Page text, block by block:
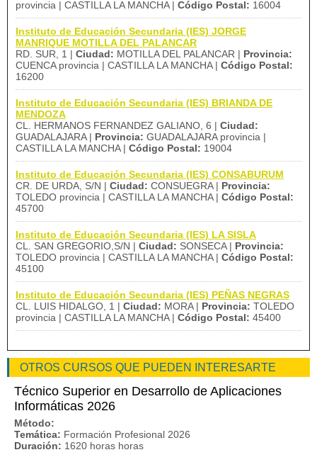
provincia | CASTILLA LA MANCHA | Código Postal: 16004
Instituto de Educación Secundaria (IES) JORGE
MANRIQUE MOTILLA DEL PALANCAR
RD. SUR, 1 | Ciudad: MOTILLA DEL PALANCAR | Provincia:
CUENCA provincia | CASTILLA LA MANCHA | Código Postal:
16200
Instituto de Educación Secundaria (IES) BRIANDA DE
MENDOZA
CL. HERMANOS FERNANDEZ GALIANO, 6 | Ciudad:
GUADALAJARA | Provincia: GUADALAJARA provincia |
CASTILLA LA MANCHA | Código Postal: 19004
Instituto de Educación Secundaria (IES) CONSABURUM
CR. DE URDA, S/N | Ciudad: CONSUEGRA | Provincia:
TOLEDO provincia | CASTILLA LA MANCHA | Código Postal:
45700
Instituto de Educación Secundaria (IES) LA SISLA
CL. SAN GREGORIO,S/N | Ciudad: SONSECA | Provincia:
TOLEDO provincia | CASTILLA LA MANCHA | Código Postal:
45100
Instituto de Educación Secundaria (IES) PEÑAS NEGRAS
CL. LUIS HIDALGO, 1 | Ciudad: MORA | Provincia: TOLEDO
provincia | CASTILLA LA MANCHA | Código Postal: 45400
OTROS CURSOS QUE PUEDEN INTERESARTE
Técnico Superior en Desarrollo de Aplicaciones
Informáticas 2026
Método:
Temática: Formación Profesional 2026
Duración: 1620 horas horas